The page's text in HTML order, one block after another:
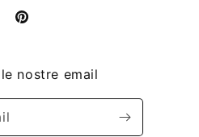
Pinterest
nostre email